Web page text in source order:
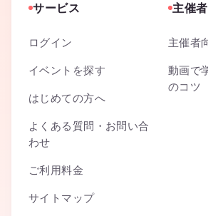
サービス
ログイン
イベントを探す
はじめての方へ
よくある質問・お問い合
わせ
ご利用料金
サイトマップ
主催
主催者
動画で
のコツ